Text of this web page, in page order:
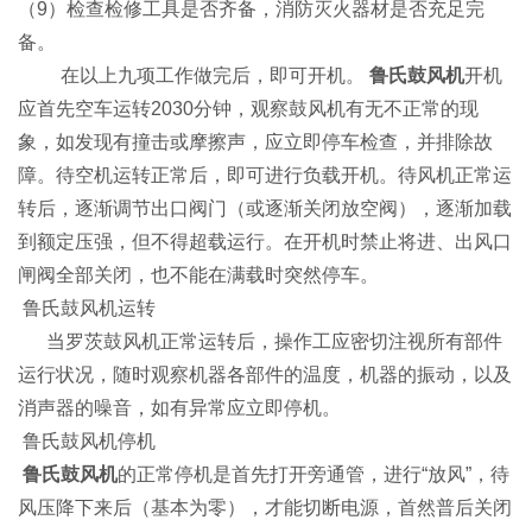
（9）检查检修工具是否齐备，消防灭火器材是否充足完
备。
在以上九项工作做完后，即可开机。
鲁氏鼓风机开机
应首先空车运转2030分钟，观察鼓风机有无不正常的现
象，如发现有撞击或摩擦声，应立即停车检查，并排除故
障。待空机运转正常后，即可进行负载开机。待风机正常运
转后，逐渐调节出口阀门（或逐渐关闭放空阀），逐渐加载
到额定压强，但不得超载运行。在开机时禁止将进、出风口
闸阀全部关闭，也不能在满载时突然停车。
鲁氏鼓风机运转
当罗茨鼓风机正常运转后，操作工应密切注视所有部件
运行状况，随时观察机器各部件的温度，机器的振动，以及
消声器的噪音，如有异常应立即停机。
鲁氏鼓风机停机
鲁氏鼓风机的正常停机是首先打开旁通管，进行“放风”，待
风压降下来后（基本为零），才能切断电源，首然普后关闭